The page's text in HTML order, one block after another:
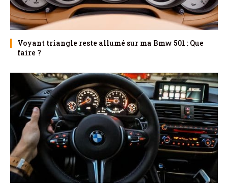
Voyant triangle reste allumé sur ma Bmw 501 : Que
faire ?